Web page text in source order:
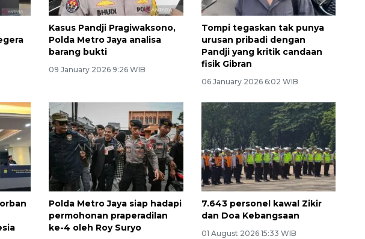
Kasus Pandji Pragiwaksono,
Polda Metro Jaya analisa
barang bukti
09 January 2026 9:26 WIB
Tompi tegaskan tak punya
urusan pribadi dengan
Pandji yang kritik candaan
fisik Gibran
06 January 2026 6:02 WIB
Polda Metro Jaya siap hadapi
permohonan praperadilan
ke-4 oleh Roy Suryo
7.643 personel kawal Zikir
dan Doa Kebangsaan
01 August 2026 15:33 WIB